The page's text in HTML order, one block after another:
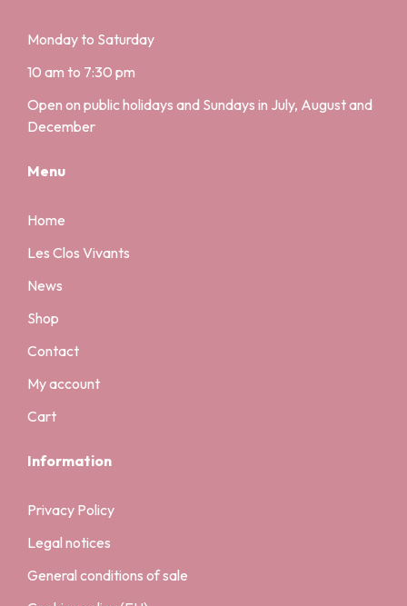
Monday to Saturday
10 am to 7:30 pm
Open on public holidays and Sundays in July, August and
December
Menu
Home
Les Clos Vivants
News
Shop
Contact
My account
Cart
Information
Privacy Policy
Legal notices
General conditions of sale